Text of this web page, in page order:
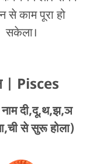
से काम पूरा हो
सकेला।
| Pisces
दी,दू,थ,झ,ञ
से सुरू होला)